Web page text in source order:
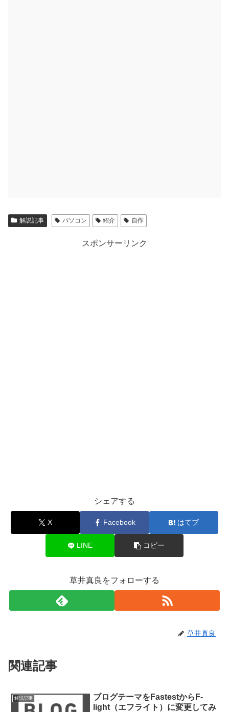
解説記事 パソコン 紹介 自作
スポンサーリンク
シェアする
X Facebook はてブ
LINE コピー
草井真良をフォローする
草井真良
関連記事
解説記事
ブログテーマをFastestからF-
light（エフライト）に変更してみ